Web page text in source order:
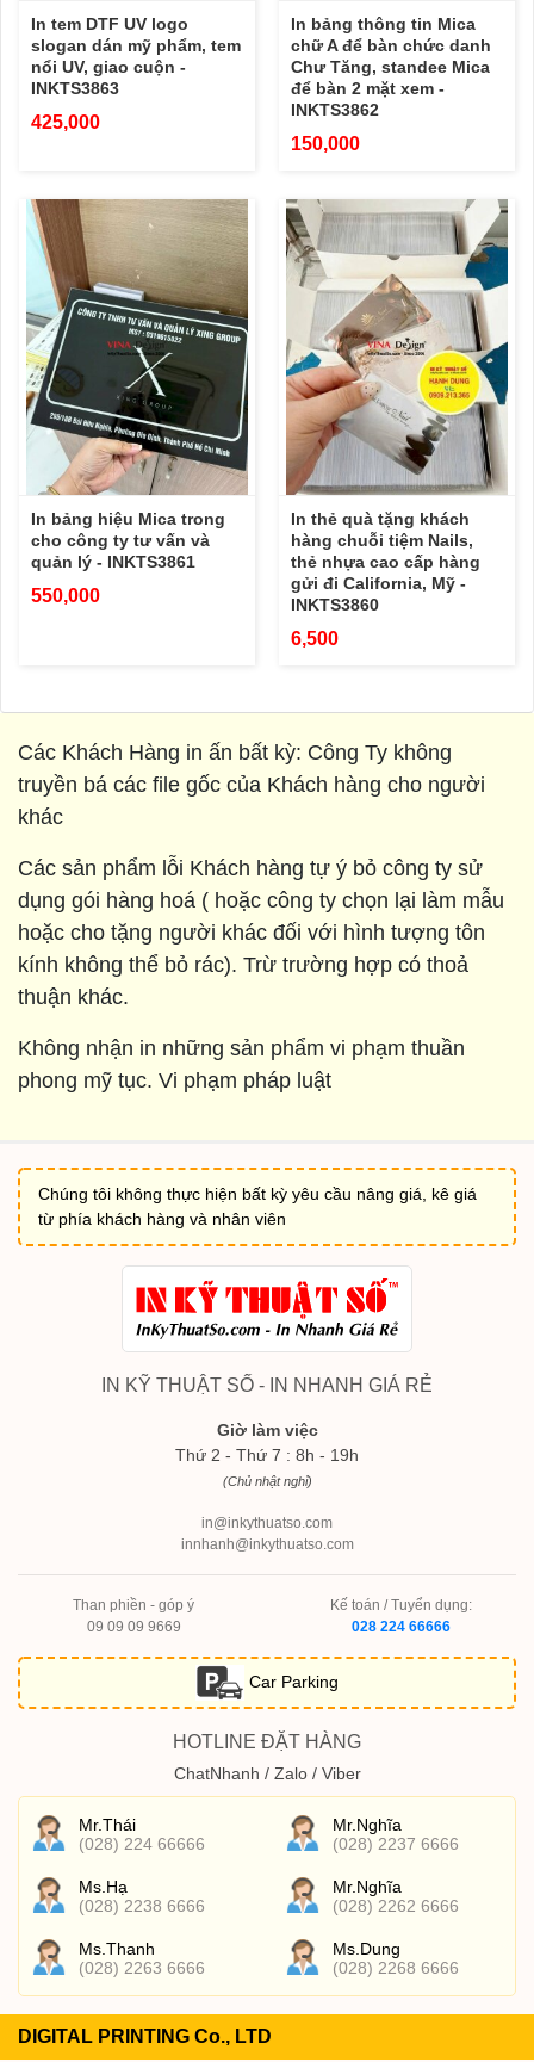
In tem DTF UV logo
slogan dán mỹ phẩm, tem
nổi UV, giao cuộn -
INKTS3863
425,000
In bảng thông tin Mica
chữ A để bàn chức danh
Chư Tăng, standee Mica
để bàn 2 mặt xem -
INKTS3862
150,000
In bảng hiệu Mica trong
cho công ty tư vấn và
quản lý - INKTS3861
550,000
In thẻ quà tặng khách
hàng chuỗi tiệm Nails,
thẻ nhựa cao cấp hàng
gửi đi California, Mỹ -
INKTS3860
6,500
Các Khách Hàng in ấn bất kỳ: Công Ty không
truyền bá các file gốc của Khách hàng cho người
khác
Các sản phẩm lỗi Khách hàng tự ý bỏ công ty sử
dụng gói hàng hoá ( hoặc công ty chọn lại làm mẫu
hoặc cho tặng người khác đối với hình tượng tôn
kính không thể bỏ rác). Trừ trường hợp có thoả
thuận khác.
Không nhận in những sản phẩm vi phạm thuần
phong mỹ tục. Vi phạm pháp luật
Chúng tôi không thực hiện bất kỳ yêu cầu nâng giá, kê giá
từ phía khách hàng và nhân viên
IN KỸ THUẬT SỐ - IN NHANH GIÁ RẺ
Giờ làm việc
Thứ 2 - Thứ 7 : 8h - 19h
(Chủ nhật nghỉ)
in@inkythuatso.com
innhanh@inkythuatso.com
Than phiền - góp ý
09 09 09 9669
Kế toán / Tuyển dụng:
028 224 66666
Car Parking
HOTLINE ĐẶT HÀNG
ChatNhanh / Zalo / Viber
Mr.Thái
(028) 224 66666
Mr.Nghĩa
(028) 2237 6666
Ms.Hạ
(028) 2238 6666
Mr.Nghĩa
(028) 2262 6666
Ms.Thanh
(028) 2263 6666
Ms.Dung
(028) 2268 6666
DIGITAL PRINTING Co., LTD